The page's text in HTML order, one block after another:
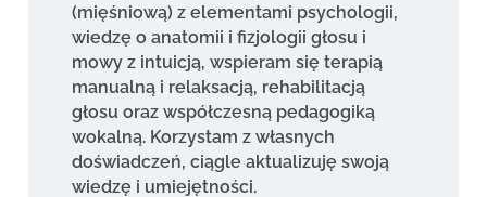
(mięśniową) z elementami psychologii,
wiedzę o anatomii i fizjologii głosu i
mowy z intuicją, wspieram się terapią
manualną i relaksacją, rehabilitacją
głosu oraz współczesną pedagogiką
wokalną. Korzystam z własnych
doświadczeń, ciągle aktualizuję swoją
wiedzę i umiejętności.